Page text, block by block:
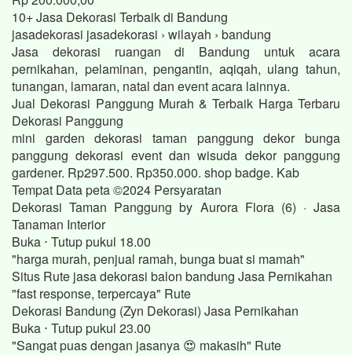
10+ Jasa Dekorasi Terbaik di Bandung
jasadekorasi jasadekorasi › wilayah › bandung
Jasa dekorasi ruangan di Bandung untuk acara
pernikahan, pelaminan, pengantin, aqiqah, ulang tahun,
tunangan, lamaran, natal dan event acara lainnya.
Jual Dekorasi Panggung Murah & Terbaik Harga Terbaru
Dekorasi Panggung
mini garden dekorasi taman panggung dekor bunga
panggung dekorasi event dan wisuda dekor panggung
gardener. Rp297.500. Rp350.000. shop badge. Kab
Tempat Data peta ©2024 Persyaratan
Dekorasi Taman Panggung by Aurora Flora (6) · Jasa
Tanaman Interior
Buka ⋅ Tutup pukul 18.00
"harga murah, penjual ramah, bunga buat si mamah"
Situs Rute jasa dekorasi balon bandung Jasa Pernikahan
"fast response, terpercaya" Rute
Dekorasi Bandung (Zyn Dekorasi) Jasa Pernikahan
Buka ⋅ Tutup pukul 23.00
"Sangat puas dengan jasanya 😍 makasih" Rute